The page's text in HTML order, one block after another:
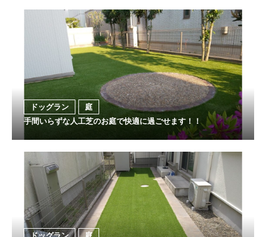
ドッグラン
庭
手間いらずな人工芝のお庭で快適に過ごせます！！